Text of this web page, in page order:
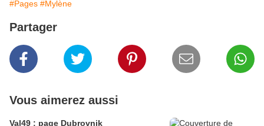
#Pages #Mylène
Partager
Vous aimerez aussi
Val49 : page Dubrovnik